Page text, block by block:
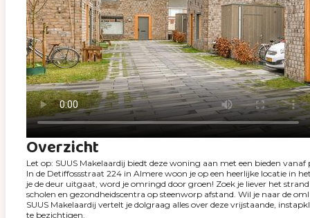
Overzicht
Let op: SUUS Makelaardij biedt deze woning aan met een bieden vanaf
In de Detiffossstraat 224 in Almere woon je op een heerlijke locatie in
je de deur uitgaat, word je omringd door groen! Zoek je liever het
scholen en gezondheidscentra op steenworp afstand. Wil je naar de
SUUS Makelaardij vertelt je dolgraag alles over deze vrijstaande,
te bezichtigen.